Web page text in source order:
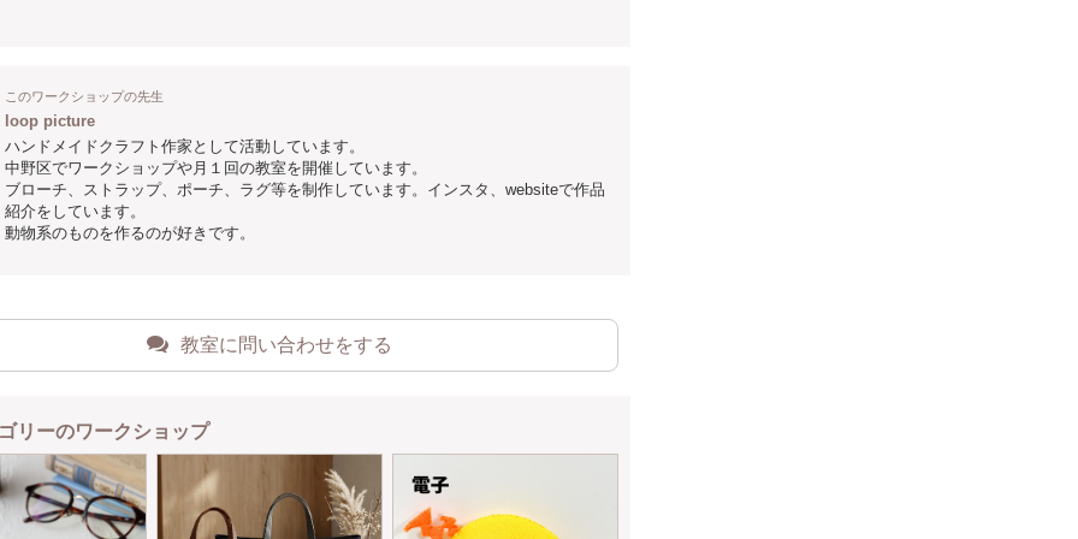
このワークショップの先生
loop picture
ハンドメイドクラフト作家として活動しています。
中野区でワークショップや月１回の教室を開催しています。
ブローチ、ストラップ、ポーチ、ラグ等を制作しています。インスタ、websiteで作品
紹介をしています。
動物系のものを作るのが好きです。
教室に問い合わせをする
リーのワークショップ